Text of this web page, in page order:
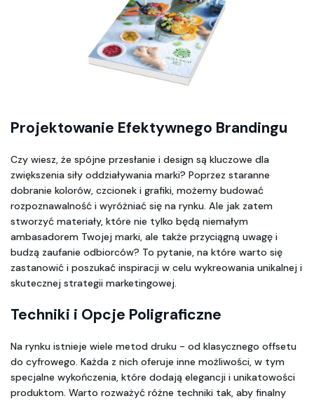
Projektowanie Efektywnego Brandingu
Czy wiesz, że spójne przesłanie i design są kluczowe dla
zwiększenia siły oddziaływania marki? Poprzez staranne
dobranie kolorów, czcionek i grafiki, możemy budować
rozpoznawalność i wyróżniać się na rynku. Ale jak zatem
stworzyć materiały, które nie tylko będą niemałym
ambasadorem Twojej marki, ale także przyciągną uwagę i
budzą zaufanie odbiorców? To pytanie, na które warto się
zastanowić i poszukać inspiracji w celu wykreowania unikalnej i
skutecznej strategii marketingowej.
Techniki i Opcje Poligraficzne
Na rynku istnieje wiele metod druku - od klasycznego offsetu
do cyfrowego. Każda z nich oferuje inne możliwości, w tym
specjalne wykończenia, które dodają elegancji i unikatowości
produktom. Warto rozważyć różne techniki tak, aby finalny